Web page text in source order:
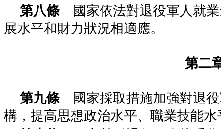
第八條
國家依法對退役軍人就
展水平和財力狀況相適應。
第二
第九條
國家採取措施加強對退
構，提高思想政治水平、職業技能